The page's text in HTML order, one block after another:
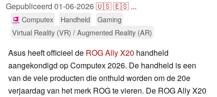
Gepubliceerd 01-06-2026🇺🇸🇪🇸 ...
Computex Handheld
Gaming
Virtual Reality (VR) / Augmented Reality (AR)
Asus heeft officieel de ROG Ally X20 handheld
aangekondigd op Computex 2026. De handheld is een
van de vele producten die onthuld worden om de 20e
verjaardag van het merk ROG te vieren. De ROG Ally X20